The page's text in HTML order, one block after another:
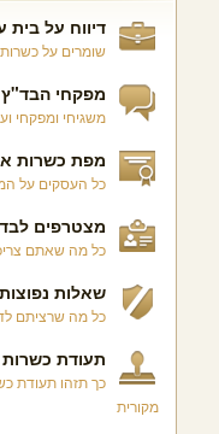
דיווח על בית
שומרים על
מפקחי הבד"ץ
משגיחי ומפקחי
מפת כשרות
כל העסקים על
מצטרפים
כל מה שאתם
שאלות נפוצות
כל מה שרציתם
תעודת כשרות
כך תזהו תעודת
מקורית